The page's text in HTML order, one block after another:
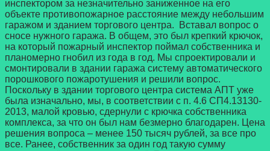
инспектором за незначительно заниженное на его
объекте противопожарное расстояние между небольшим
гаражом и зданием торгового центра. Вставал вопрос о
сносе нужного гаража. В общем, это был крепкий крючок,
на который пожарный инспектор поймал собственника и
планомерно гнобил из года в год. Мы спроектировали и
смонтировали в здании гаража систему автоматического
порошкового пожаротушения и решили вопрос.
Поскольку в здании торгового центра система АПТ уже
была изначально, мы, в соответствии с п. 4.6 СП4.13130-
2013, малой кровью, сдернули с крючка собственника
комплекса, за что он был нам безмерно благодарен. Цена
решения вопроса – менее 150 тысяч рублей, за все про
все. Ранее, собственник за один год такую сумму